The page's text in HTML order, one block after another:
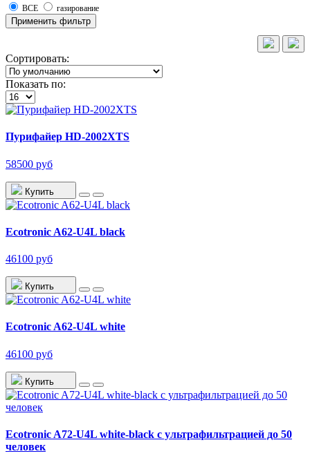
ВСЕ
газирование
Применить фильтр
Сортировать:
Показать по:
Пурифайер HD-2002XTS
58500 руб
Купить
Ecotronic A62-U4L black
46100 руб
Купить
Ecotronic A62-U4L white
46100 руб
Купить
Ecotronic A72-U4L white-black с ультрафильтрацией до 50
человек